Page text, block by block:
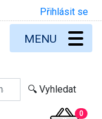
Přihlásit se
0
MENU